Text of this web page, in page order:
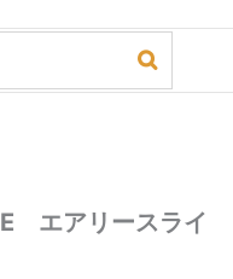
エアリースライ